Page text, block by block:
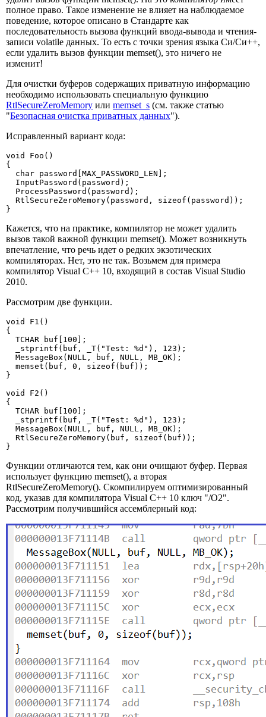
полное право. Такое изменение не влияет на наблюдаемое
поведение, которое описано в Стандарте как
последовательность вызова функций ввода-вывода и чтения-
записи volatile данных. То есть с точки зрения языка Си/Си++,
если удалить вызов функции memset(), это ничего не
изменит!
Для очистки буферов содержащих приватную информацию
необходимо использовать специальную функцию
RtlSecureZeroMemory или memset_s (см. также статью
"Безопасная очистка приватных данных").
Исправленный вариант кода:
void Foo()
{
  char password[MAX_PASSWORD_LEN];
  InputPassword(password);
  ProcessPassword(password);
  RtlSecureZeroMemory(password, sizeof(password));
}
Кажется, что на практике, компилятор не может удалить
вызов такой важной функции memset(). Может возникнуть
впечатление, что речь идет о редких экзотических
компиляторах. Нет, это не так. Возьмем для примера
компилятор Visual C++ 10, входящий в состав Visual Studio
2010.
Рассмотрим две функции.
void F1()
{
  TCHAR buf[100];
  _stprintf(buf, _T("Test: %d"), 123);
  MessageBox(NULL, buf, NULL, MB_OK);
  memset(buf, 0, sizeof(buf));
}
void F2()
{
  TCHAR buf[100];
  _stprintf(buf, _T("Test: %d"), 123);
  MessageBox(NULL, buf, NULL, MB_OK);
  RtlSecureZeroMemory(buf, sizeof(buf));
}
Функции отличаются тем, как они очищают буфер. Первая
использует функцию memset(), а вторая
RtlSecureZeroMemory(). Скомпилируем оптимизированный
код, указав для компилятора Visual C++ 10 ключ "/O2".
Рассмотрим получившийся ассемблерный код: